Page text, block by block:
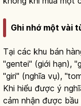
Ghi nhớ một vài
Tại các khu bán
"gentei" (giới hạn),
"giri" (nghĩa vụ),
Khi hiểu được ý
cảm nhận được